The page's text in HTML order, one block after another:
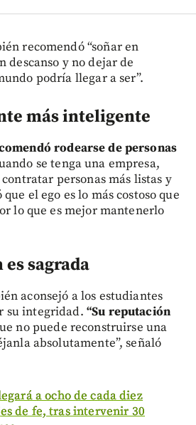
recomendó “soñar en
descanso y no dejar de
podría llegar a ser”.
más inteligente
rodearse de personas
se tenga una empresa,
personas más listas y
el ego es lo más costoso que
lo que es mejor mantenerlo
sagrada
aconsejó a los estudiantes
su integridad. “Su reputación
no puede reconstruirse una
absolutamente”, señaló
a ocho de cada diez
de fe, tras intervenir 30